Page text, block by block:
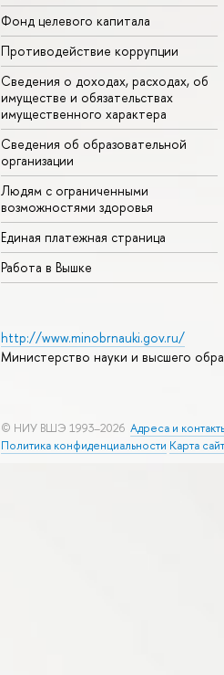
Фонд целевого капитала
Противодействие коррупции
Сведения о доходах, расходах, об
имуществе и обязательствах
имущественного характера
Сведения об образовательной
организации
Людям с ограниченными
возможностями здоровья
Единая платежная страница
Работа в Вышке
http://www.minobrnauki.gov.ru/
Министерство науки и высшего
© НИУ ВШЭ 1993–2026 Адреса и
Политика конфиденциальности Карта